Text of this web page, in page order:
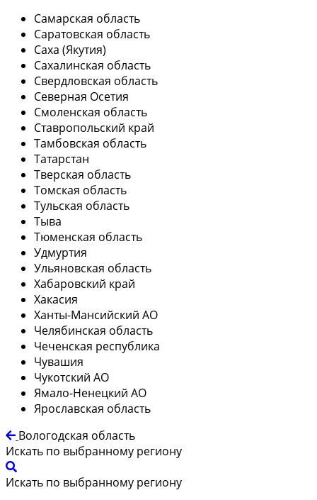
Самарская область
Саратовская область
Саха (Якутия)
Сахалинская область
Свердловская область
Северная Осетия
Смоленская область
Ставропольский край
Тамбовская область
Татарстан
Тверская область
Томская область
Тульская область
Тыва
Тюменская область
Удмуртия
Ульяновская область
Хабаровский край
Хакасия
Ханты-Мансийский АО
Челябинская область
Чеченская республика
Чувашия
Чукотский АО
Ямало-Ненецкий АО
Ярославская область
Вологодская область
Искать по выбранному региону
Искать по выбранному региону